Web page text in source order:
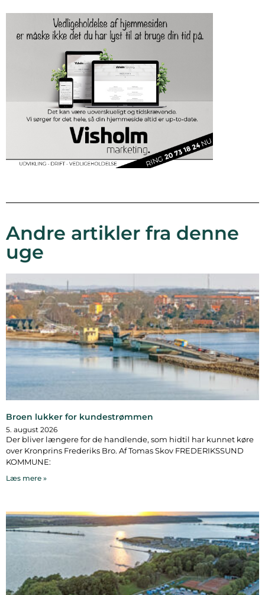
Andre artikler fra denne
uge
Broen lukker for kundestrømmen
5. august 2026
Der bliver længere for de handlende, som hidtil har kunnet køre
over Kronprins Frederiks Bro. Af Tomas Skov FREDERIKSSUND
KOMMUNE:
Læs mere »